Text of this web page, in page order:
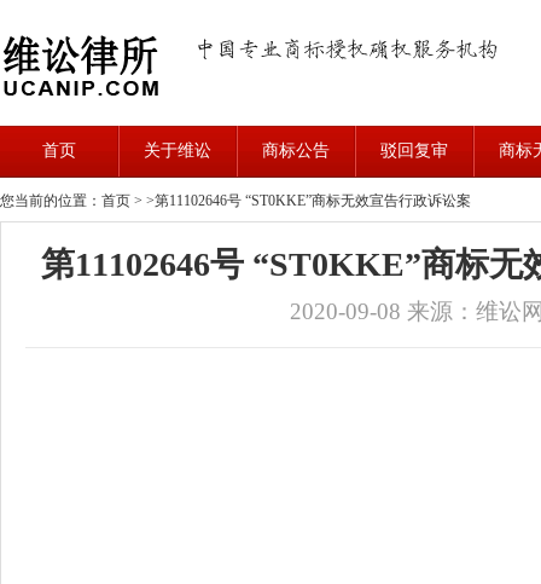
首页 关于维讼 商标公告 驳回复审 商标
您当前的位置：首页 > >第11102646号 “ST0KKE”商标无效宣告行政诉讼案
第11102646号 “ST0KKE”商标无
2020-09-08 来源：维讼